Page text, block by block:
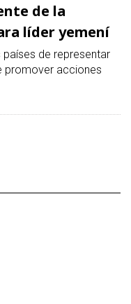
de la
líder yemení
de representar
promover acciones